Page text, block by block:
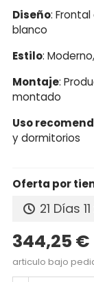
Diseño:
blanco
Estilo:
Montaje:
montado
Uso
y dormitorios
Oferta por
21 Días
344,25 €
articulo bajo